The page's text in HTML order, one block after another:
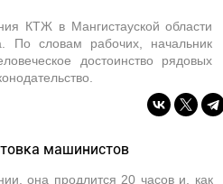
КТЖ в Мангистауской области
По словам рабочих, начальник
достоинство рядовых
машинистов
она продлится 20 часов и, как